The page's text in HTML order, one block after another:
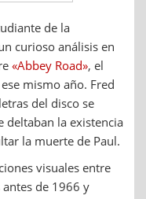
de la
curioso análisis en
«Abbey Road», el
mismo año. Fred
del disco se
deltaban la existencia
la muerte de Paul.
visuales entre
de 1966 y